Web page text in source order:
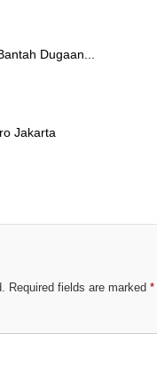
Dugaan...
Jakarta
Required fields are marked *